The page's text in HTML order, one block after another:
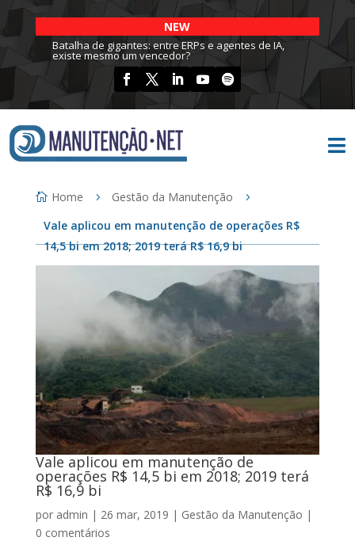
NEW
Batalha de gigantes: entre ERPs e agentes de IA,
existe mesmo um vencedor?

Home
Gestão da Manutenção
Vale aplicou em manutenção de operações R$
14,5 bi em 2018; 2019 terá R$ 16,9 bi
Vale aplicou em manutenção de
operações R$ 14,5 bi em 2018; 2019 terá
R$ 16,9 bi
por admin | 26 mar, 2019 | Gestão da Manutenção |
0 comentários